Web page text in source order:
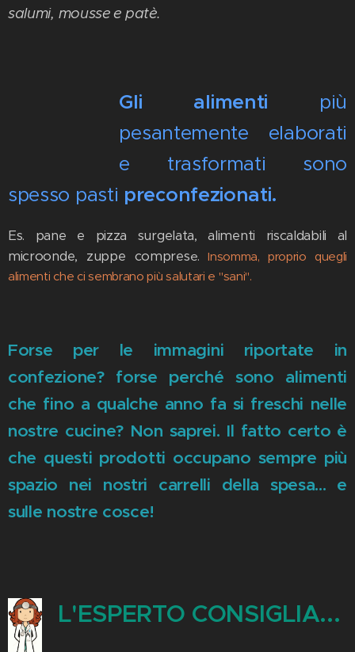
salumi, mousse e patè.
Gli alimenti più
pesantemente elaborati
e trasformati sono
spesso pasti preconfezionati.
Es. pane e pizza surgelata, alimenti riscaldabili al
microonde, zuppe comprese. Insomma, proprio quegli
alimenti che ci sembrano più salutari e "sani".
Forse per le immagini riportate in
confezione? forse perché sono alimenti
che fino a qualche anno fa si freschi nelle
nostre cucine? Non saprei. Il fatto certo è
che questi prodotti occupano sempre più
spazio nei nostri carrelli della spesa... e
sulle nostre cosce!
L'ESPERTO CONSIGLIA...